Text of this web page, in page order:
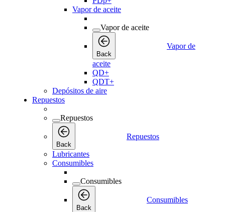
Vapor de aceite
Vapor de aceite
Back
Vapor de
aceite
QD+
QDT+
Depósitos de aire
Repuestos
Repuestos
Back
Repuestos
Lubricantes
Consumibles
Consumibles
Back
Consumibles